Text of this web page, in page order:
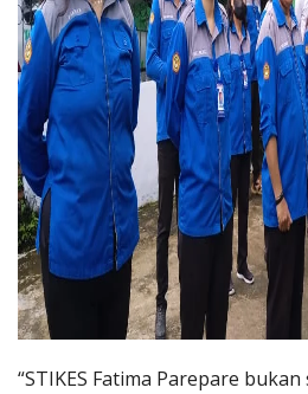
“STIKES Fatima Parepare